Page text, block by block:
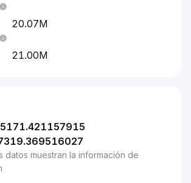
20.07M
21.00M
datos muestran la información de